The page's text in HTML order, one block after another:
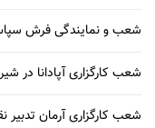
شعب و نمایندگی فرش
شعب کارگزاری آپادانا در
شعب کارگزاری آرمان